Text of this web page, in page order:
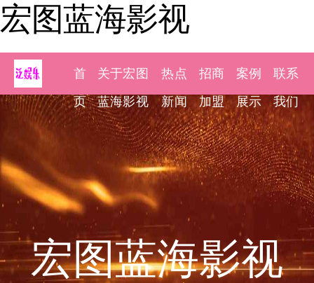
宏图蓝海影视
首
页
关于宏图
蓝海影视
热点
新闻
招商
加盟
案例
展示
联系
我们
宏图蓝海影视